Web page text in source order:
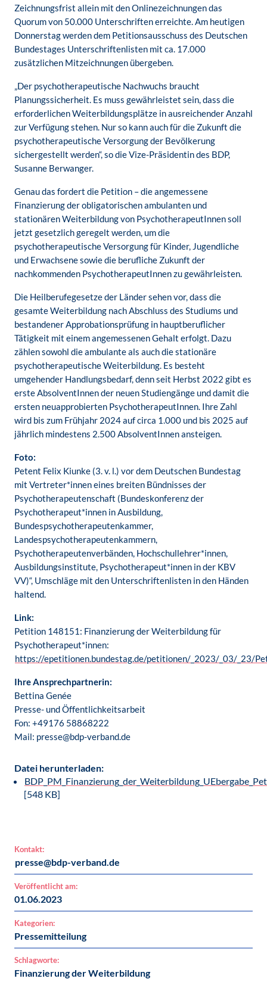
Zeichnungsfrist allein mit den Onlinezeichnungen das
Quorum von 50.000 Unterschriften erreichte. Am heutigen
Donnerstag werden dem Petitionsausschuss des Deutschen
Bundestages Unterschriftenlisten mit ca. 17.000
zusätzlichen Mitzeichnungen übergeben.
„Der psychotherapeutische Nachwuchs braucht
Planungssicherheit. Es muss gewährleistet sein, dass die
erforderlichen Weiterbildungsplätze in ausreichender Anzahl
zur Verfügung stehen. Nur so kann auch für die Zukunft die
psychotherapeutische Versorgung der Bevölkerung
sichergestellt werden“, so die Vize-Präsidentin des BDP,
Susanne Berwanger.
Genau das fordert die Petition – die angemessene
Finanzierung der obligatorischen ambulanten und
stationären Weiterbildung von PsychotherapeutInnen soll
jetzt gesetzlich geregelt werden, um die
psychotherapeutische Versorgung für Kinder, Jugendliche
und Erwachsene sowie die berufliche Zukunft der
nachkommenden PsychotherapeutInnen zu gewährleisten.
Die Heilberufegesetze der Länder sehen vor, dass die
gesamte Weiterbildung nach Abschluss des Studiums und
bestandener Approbationsprüfung in hauptberuflicher
Tätigkeit mit einem angemessenen Gehalt erfolgt. Dazu
zählen sowohl die ambulante als auch die stationäre
psychotherapeutische Weiterbildung. Es besteht
umgehender Handlungsbedarf, denn seit Herbst 2022 gibt es
erste AbsolventInnen der neuen Studiengänge und damit die
ersten neuapprobierten PsychotherapeutInnen. Ihre Zahl
wird bis zum Frühjahr 2024 auf circa 1.000 und bis 2025 auf
jährlich mindestens 2.500 AbsolventInnen ansteigen.
Foto:
Petent Felix Kiunke (3. v. l.) vor dem Deutschen Bundestag
mit Vertreter*innen eines breiten Bündnisses der
Psychotherapeutenschaft (Bundeskonferenz der
Psychotherapeut*innen in Ausbildung,
Bundespsychotherapeutenkammer,
Landespsychotherapeutenkammern,
Psychotherapeutenverbänden, Hochschullehrer*innen,
Ausbildungsinstitute, Psychotherapeut*innen in der KBV
VV)“, Umschläge mit den Unterschriftenlisten in den Händen
haltend.
Link:
Petition 148151: Finanzierung der Weiterbildung für
Psychotherapeut*innen:
https://epetitionen.bundestag.de/petitionen/_2023/_03/_23/
Ihre Ansprechpartnerin:
Bettina Genée
Presse- und Öffentlichkeitsarbeit
Fon: +49176 58868222
Mail: presse@bdp-verband.de
Datei herunterladen:
[548 KB]
Kontakt:
presse@bdp-verband.de
Veröffentlicht am:
01.06.2023
Kategorien:
Pressemitteilung
Schlagworte:
Finanzierung der Weiterbildung